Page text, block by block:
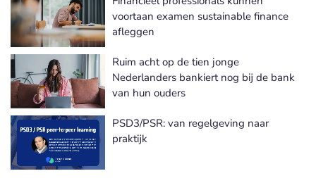
Meer Financiële educatie nieuws
voortaan examen sustainable finance
afleggen
Ruim acht op de tien jonge
Nederlanders bankiert nog bij de bank
van hun ouders
PSD3/PSR: van regelgeving naar
praktijk